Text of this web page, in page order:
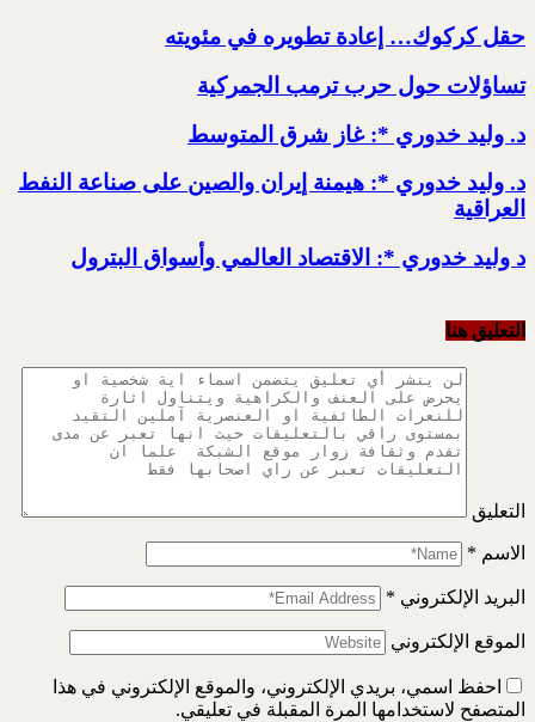
حقل كركوك… إعادة تطويره في مئويته
تساؤلات حول حرب ترمب الجمركية
د. وليد خدوري *: غاز شرق المتوسط
د. وليد خدوري *: هيمنة إيران والصين على صناعة النفط
العراقية
د وليد خدوري *: الاقتصاد العالمي وأسواق البترول
التعليق هنا
التعليق
الاسم *
البريد الإلكتروني *
الموقع الإلكتروني
احفظ اسمي، بريدي الإلكتروني، والموقع الإلكتروني في هذا
المتصفح لاستخدامها المرة المقبلة في تعليقي.